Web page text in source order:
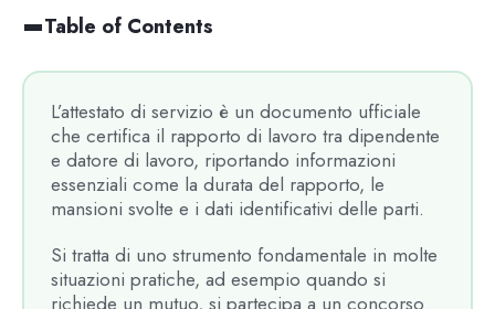
L’attestato di servizio è un documento ufficiale
che certifica il rapporto di lavoro tra dipendente
e datore di lavoro, riportando informazioni
essenziali come la durata del rapporto, le
mansioni svolte e i dati identificativi delle parti.
Si tratta di uno strumento fondamentale in molte
situazioni pratiche, ad esempio quando si
richiede un mutuo, si partecipa a un concorso
Table of Contents